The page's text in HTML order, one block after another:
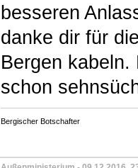
besseren
danke dir für
Bergen
schon
Bergischer Botschafter